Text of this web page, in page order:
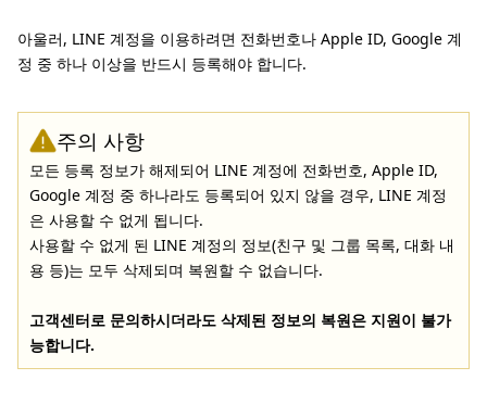
아울러, LINE 계정을 이용하려면 전화번호나 Apple ID, Google 계
정 중 하나 이상을 반드시 등록해야 합니다.
주의 사항
모든 등록 정보가 해제되어 LINE 계정에 전화번호, Apple ID,
Google 계정 중 하나라도 등록되어 있지 않을 경우, LINE 계정
은 사용할 수 없게 됩니다.
사용할 수 없게 된 LINE 계정의 정보(친구 및 그룹 목록, 대화 내
용 등)는 모두 삭제되며 복원할 수 없습니다.
고객센터로 문의하시더라도 삭제된 정보의 복원은 지원이 불가
능합니다.